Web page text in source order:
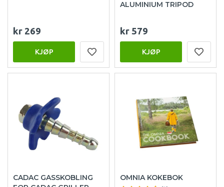
kr 269
KJØP
ALUMINIUM TRIPOD
kr 579
KJØP
CADAC GASSKOBLING
OMNIA KOKEBOK